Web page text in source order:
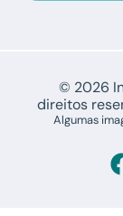
© 2026
direitos
Algumas